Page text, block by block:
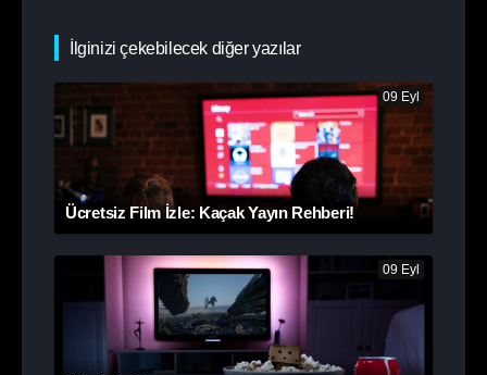
İlginizi çekebilecek diğer yazılar
09 Eyl
Ücretsiz Film İzle: Kaçak Yayın Rehberi!
09 Eyl